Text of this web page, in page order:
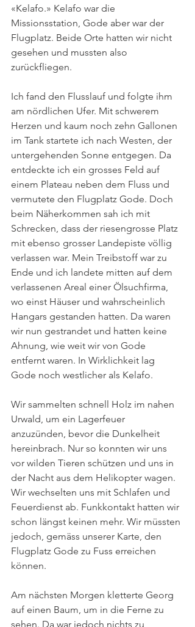
«Kelafo.» Kelafo war die
Missionsstation, Gode aber war der
Flugplatz. Beide Orte hatten wir nicht
gesehen und mussten also
zurückfliegen.
Ich fand den Flusslauf und folgte ihm
am nördlichen Ufer. Mit schwerem
Herzen und kaum noch zehn Gallonen
im Tank startete ich nach Westen, der
untergehenden Sonne entgegen. Da
entdeckte ich ein grosses Feld auf
einem Plateau neben dem Fluss und
vermutete den Flugplatz Gode. Doch
beim Näherkommen sah ich mit
Schrecken, dass der riesengrosse Platz
mit ebenso grosser Landepiste völlig
verlassen war. Mein Treibstoff war zu
Ende und ich landete mitten auf dem
verlassenen Areal einer Ölsuchfirma,
wo einst Häuser und wahrscheinlich
Hangars gestanden hatten. Da waren
wir nun gestrandet und hatten keine
Ahnung, wie weit wir von Gode
entfernt waren. In Wirklichkeit lag
Gode noch westlicher als Kelafo.
Wir sammelten schnell Holz im nahen
Urwald, um ein Lagerfeuer
anzuzünden, bevor die Dunkelheit
hereinbrach. Nur so konnten wir uns
vor wilden Tieren schützen und uns in
der Nacht aus dem Helikopter wagen.
Wir wechselten uns mit Schlafen und
Feuerdienst ab. Funkkontakt hatten wir
schon längst keinen mehr. Wir müssten
jedoch, gemäss unserer Karte, den
Flugplatz Gode zu Fuss erreichen
können.
Am nächsten Morgen kletterte Georg
auf einen Baum, um in die Ferne zu
sehen. Da war jedoch nichts zu